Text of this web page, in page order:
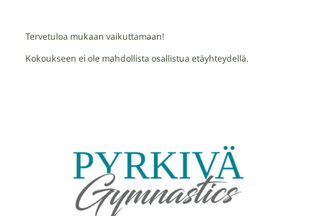
Tervetuloa mukaan vaikuttamaan!
Kokoukseen ei ole mahdollista osallistua etäyhteydellä.